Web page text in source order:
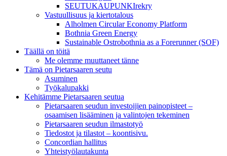
SEUTUKAUPUNKIrekry
Vastuullisuus ja kiertotalous
Alholmen Circular Economy Platform
Bothnia Green Energy
Sustainable Ostrobothnia as a Forerunner (SOF)
Täällä on töitä
Me olemme muuttaneet tänne
Tämä on Pietarsaaren seutu
Asuminen
Työkalupakki
Kehitämme Pietarsaaren seutua
Pietarsaaren seudun investoijien painopisteet –
osaamisen lisääminen ja valintojen tekeminen
Pietarsaaren seudun ilmastotyö
Tiedostot ja tilastot – koontisivu.
Concordian hallitus
Yhteistyölautakunta